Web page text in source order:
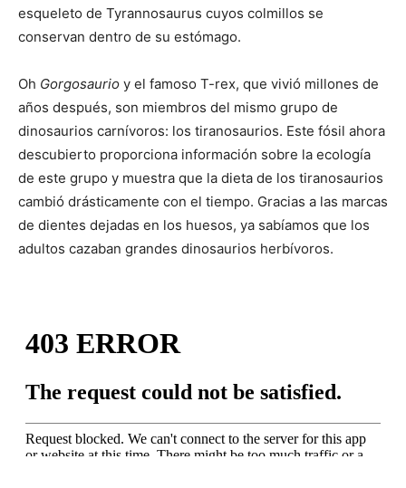
esqueleto de Tyrannosaurus cuyos colmillos se
conservan dentro de su estómago.
Oh Gorgosaurio y el famoso T-rex, que vivió millones de
años después, son miembros del mismo grupo de
dinosaurios carnívoros: los tiranosaurios. Este fósil ahora
descubierto proporciona información sobre la ecología
de este grupo y muestra que la dieta de los tiranosaurios
cambió drásticamente con el tiempo. Gracias a las marcas
de dientes dejadas en los huesos, ya sabíamos que los
adultos cazaban grandes dinosaurios herbívoros.